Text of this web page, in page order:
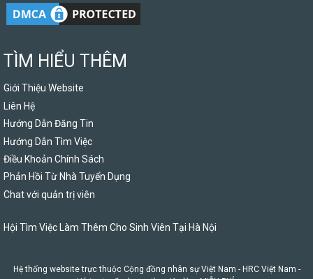
TÌM HIỂU THÊM
Giới Thiệu Website
Liên Hệ
Hướng Dẫn Đăng Tin
Hướng Dẫn Tìm Việc
Điều Khoản Chính Sách
Phản Hồi Từ Nhà Tuyển Dụng
Chat với quản trị viên
Hội Tìm Việc Làm Thêm Cho Sinh Viên Tại Hà Nội
Hệ thống website trực thuộc Cộng đồng nhân sự Việt Nam - HRC Việt Nam -